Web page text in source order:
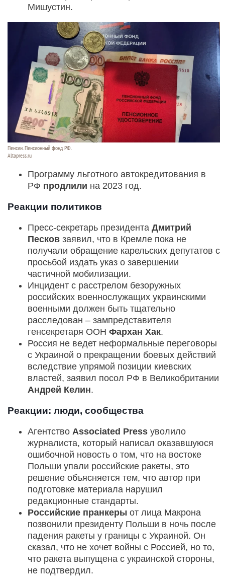
Мишустин.
Пенсии. Пенсионный фонд РФ.
Altapress.ru
Программу льготного автокредитования в
РФ продлили на 2023 год.
Реакции политиков
Пресс-секретарь президента Дмитрий
Песков заявил, что в Кремле пока не
получали обращение карельских депутатов с
просьбой издать указ о завершении
частичной мобилизации.
Инцидент с расстрелом безоружных
российских военнослужащих украинскими
военными должен быть тщательно
расследован – зампредставителя
генсекретаря ООН Фархан Хак.
Россия не ведет неформальные переговоры
с Украиной о прекращении боевых действий
вследствие упрямой позиции киевских
властей, заявил посол РФ в Великобритании
Андрей Келин.
Реакции: люди, сообщества
Агентство Associated Press уволило
журналиста, который написал оказавшуюся
ошибочной новость о том, что на востоке
Польши упали российские ракеты, это
решение объясняется тем, что автор при
подготовке материала нарушил
редакционные стандарты.
Российские пранкеры от лица Макрона
позвонили президенту Польши в ночь после
падения ракеты у границы с Украиной. Он
сказал, что не хочет войны с Россией, но то,
что ракета выпущена с украинской стороны,
не подтвердил.